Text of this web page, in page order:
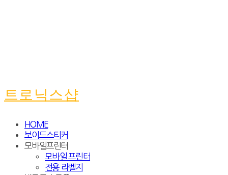
트로닉스샵
HOME
보이드스티커
모바일프린터
모바일 프린터
전용 라벨지